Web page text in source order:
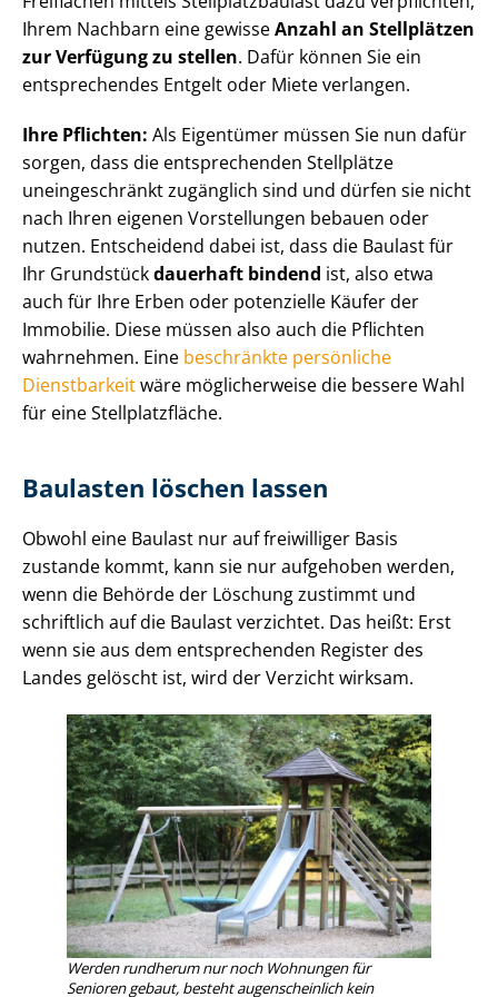
Ihrem Nachbarn eine gewisseAnzahl an Stellplätzen
zur Verfügung zu stellen. Dafür können Sie ein
entsprechendes Entgelt oder Miete verlangen.
Ihre Pflichten: Als Eigentümer müssen Sie nun dafür
sorgen, dass die entsprechenden Stellplätze
uneingeschränkt zugänglich sind und dürfen sie nicht
nach Ihren eigenen Vorstellungen bebauen oder
nutzen. Entscheidend dabei ist, dass die Baulast für
Ihr Grundstückdauerhaft bindend ist, also etwa
auch für Ihre Erben oder potenzielle Käufer der
Immobilie. Diese müssen also auch die Pflichten
wahrnehmen. Eine beschränkte persönliche
Dienstbarkeitwäre möglicherweise die bessere Wahl
für eine Stell­platz­flä­che.
Baulasten löschen lassen
Obwohl eine Baulast nur auf freiwilliger Basis
zustande kommt, kann sie nur aufgehoben werden,
wenn die Behörde der Löschung zustimmt und
schriftlich auf die Baulast verzichtet. Das heißt: Erst
wenn sie aus dem entsprechenden Register des
Landes gelöscht ist, wird der Verzicht wirksam.
Werden rundherum nur noch Wohnungen für
Senioren gebaut, besteht augenscheinlich kein